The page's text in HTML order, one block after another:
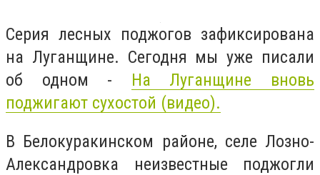
Серия лесных поджогов зафиксирована
на Луганщине. Сегодня мы уже писали
об одном - На Луганщине вновь
поджигают сухостой (видео).
В Белокуракинском районе, селе Лозно-
Александровка неизвестные поджогли